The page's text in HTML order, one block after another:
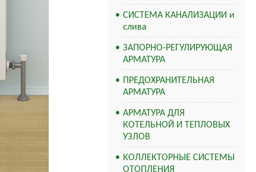
СИСТЕМА КАНАЛИЗАЦИИ и
слива
ЗАПОРНО-РЕГУЛИРУЮЩАЯ
АРМАТУРА
ПРЕДОХРАНИТЕЛЬНАЯ
АРМАТУРА
АРМАТУРА ДЛЯ
КОТЕЛЬНОЙ И ТЕПЛОВЫХ
УЗЛОВ
КОЛЛЕКТОРНЫЕ СИСТЕМЫ
ОТОПЛЕНИЯ